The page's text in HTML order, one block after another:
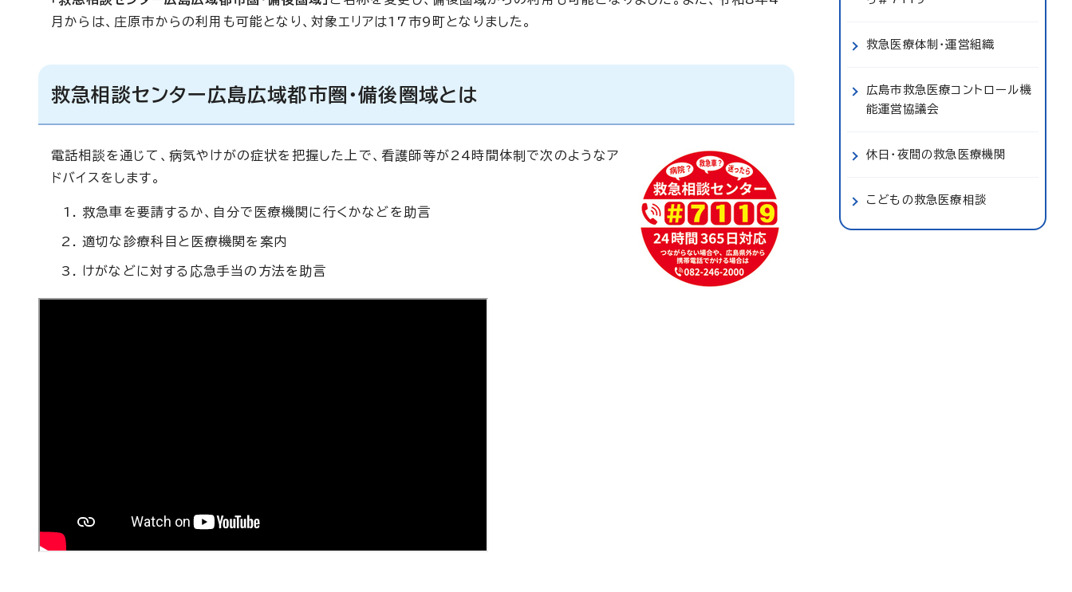
月からは、庄原市からの利用も可能となり、対象エリアは17市9町となりました。
救急相談センター広島広域都市圏・備後圏域とは
電話相談を通じて、病気やけがの症状を把握した上で、看護師等が24時間体制で次のようなア
ドバイスをします。
救急車を要請するか、自分で医療機関に行くかなどを助言
適切な診療科目と医療機関を案内
けがなどに対する応急手当の方法を助言
救急医療体制・運営組織
広島市救急医療コントロール機
能運営協議会
休日・夜間の救急医療機関
こどもの救急医療相談